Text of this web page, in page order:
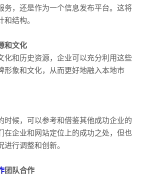
务，还是作为一个信息发布平台。这将
结构。
和文化
化和历史资源，企业可以充分利用这些
形象和文化，从而更好地融入本地市
时候，可以参考和借鉴其他成功企业的
在企业和网站定位上的成功之处，但也
行调整和创新。
团队合作